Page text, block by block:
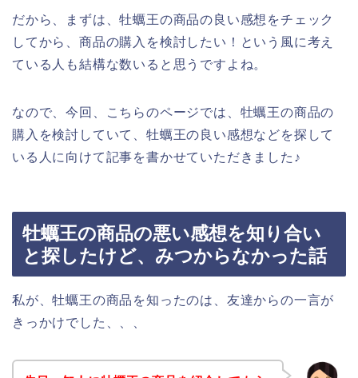
だから、まずは、牡蠣王の商品の良い感想をチェック
してから、商品の購入を検討したい！という風に考え
ている人も結構な数いると思うですよね。
なので、今回、こちらのページでは、牡蠣王の商品の
購入を検討していて、牡蠣王の良い感想などを探して
いる人に向けて記事を書かせていただきました♪
牡蠣王の商品の悪い感想を知り合い
と探したけど、みつからなかった話
私が、牡蠣王の商品を知ったのは、友達からの一言が
きっかけでした、、、